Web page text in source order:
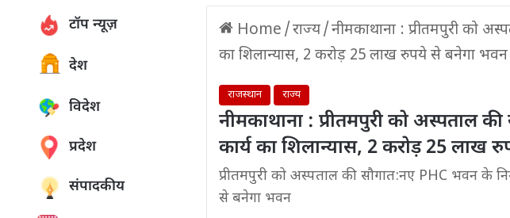
टॉप न्यूज़
देश
विदेश
प्रदेश
संपादकीय
Home /राज्य/नीमकाथाना : प्रीतमपुरी को
का शिलान्यास, 2 करोड़ 25 लाख रुपये से बनेगा भवन
राजस्थान राज्य
नीमकाथाना : प्रीतमपुरी को अस्पताल
कार्य का शिलान्यास, 2 करोड़ 25 लाख
प्रीतमपुरी को अस्पताल की सौगात:नए PHC भवन के
से बनेगा भवन